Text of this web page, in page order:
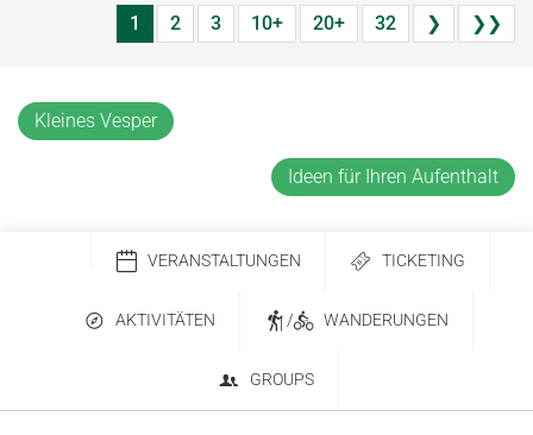
1 2 3 10+ 20+ 32 ❯ ❯❯
Kleines Vesper
Ideen für Ihren Aufenthalt
VERANSTALTUNGEN TICKETING
AKTIVITÄTEN / WANDERUNGEN
GROUPS